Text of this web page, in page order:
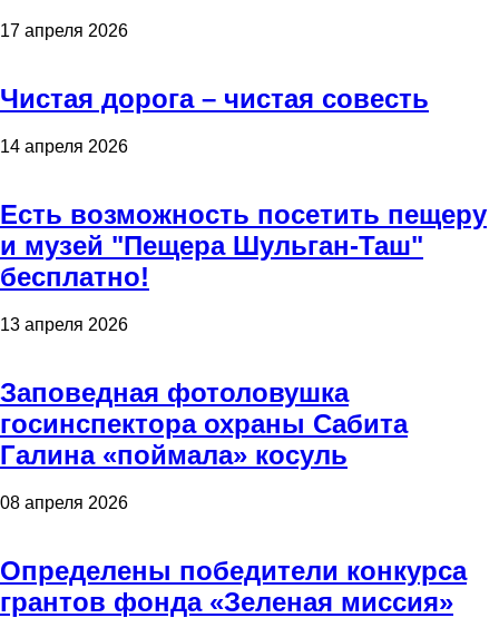
17 апреля 2026
Чистая дорога – чистая совесть
14 апреля 2026
Есть возможность посетить пещеру
и музей "Пещера Шульган-Таш"
бесплатно!
13 апреля 2026
Заповедная фотоловушка
госинспектора охраны Сабита
Галина «поймала» косуль
08 апреля 2026
Определены победители конкурса
грантов фонда «Зеленая миссия»